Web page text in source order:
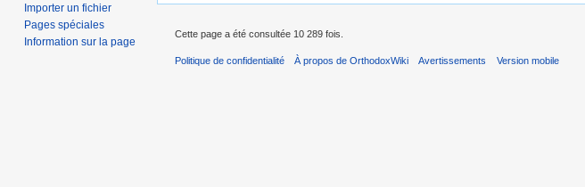
Importer un fichier
Pages spéciales
Information sur la page
Cette page a été consultée 10 289 fois.
Politique de confidentialité À propos de OrthodoxWiki Avertissements Version mobile